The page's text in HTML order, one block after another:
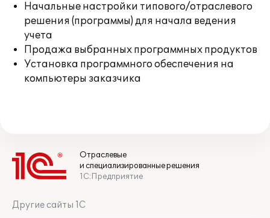
Начальные настройки типового/отраслевого
решения (программы) для начала ведения
учета
Продажа выбранных программных продуктов
Установка программного обеспечения на
компьютеры заказчика
Отраслевые
и специализированные решения
1С:Предприятие
Другие сайты 1С